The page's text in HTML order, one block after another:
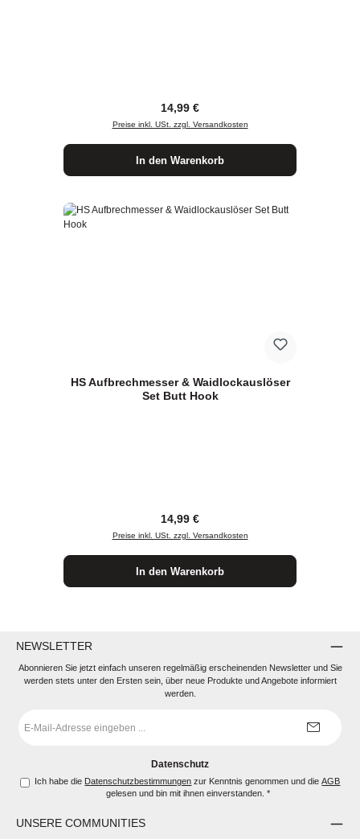
Regulärer Preis:
14,99 €
Preise inkl. USt. zzgl. Versandkosten
In den Warenkorb
HS Aufbrechmesser & Waidlockauslöser
Set Butt Hook
Regulärer Preis:
14,99 €
Preise inkl. USt. zzgl. Versandkosten
In den Warenkorb
NEWSLETTER
Abonnieren Sie jetzt einfach unseren regelmäßig erscheinenden Newsletter und Sie
werden stets unter den Ersten sein, über neue Produkte und Angebote informiert
werden.
Mail-
Datenschutz
Ich habe die Datenschutzbestimmungen zur Kenntnis genommen und dieAGB
gelesen und bin mit ihnen einverstanden. *
UNSERE COMMUNITIES